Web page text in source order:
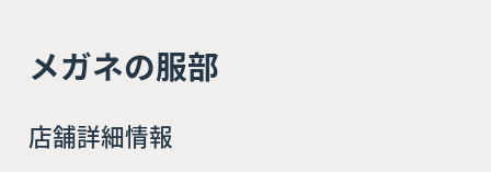
メガネの服部
店舗詳細情報